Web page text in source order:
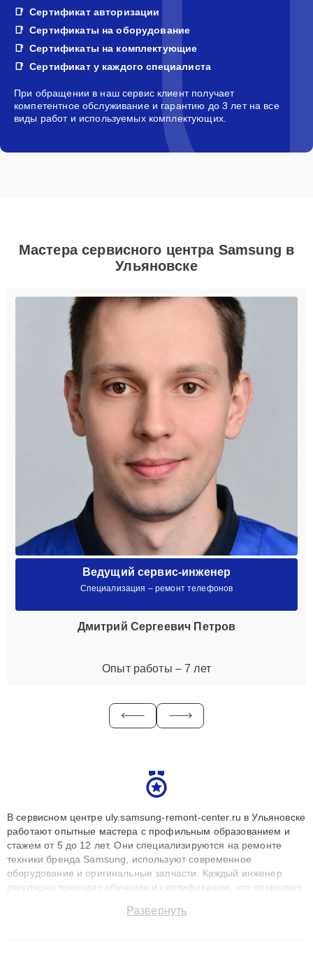
Сертификат авторизации
Сертификаты на оборудование
Сертификаты на комплектующие
Сертификат у каждого специалиста
При обращении в наш сервис клиент получает
компетентное обслуживание и гарантию до 3 лет на все
виды работ и используемых комплектующих.
Мастера сервисного центра Samsung в
Ульяновске
Ведущий сервис-инженер
Специализация – ремонт телефонов
Дмитрий Сергеевич Петров
Опыт работы – 7 лет
В сервисном центре uly.samsung-remont-center.ru в Ульяновске
работают опытные мастера с профильным образованием и
стажем от 5 до 12 лет. Они специализируются на ремонте
техники бренда Samsung, используют современное
оборудование и оригинальные запчасти. Каждый инженер
регулярно проходит обучение и сертификацию, что позволяет
технику с сохранением гарантии до 3 лет. Наши мастера
Развернуть